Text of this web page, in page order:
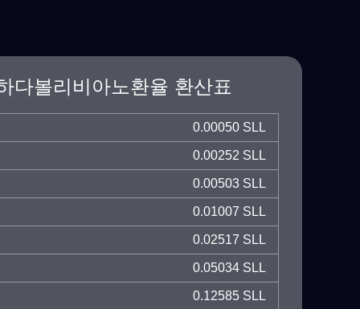
다볼리비아노환율 환산표
0.00050 SLL
0.00252 SLL
0.00503 SLL
0.01007 SLL
0.02517 SLL
0.05034 SLL
0.12585 SLL